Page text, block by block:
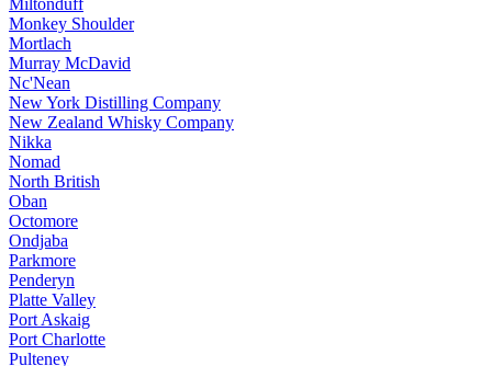
Monkey Shoulder
Mortlach
Murray McDavid
Nc'Nean
New York Distilling Company
New Zealand Whisky Company
Nikka
Nomad
North British
Oban
Octomore
Ondjaba
Parkmore
Penderyn
Platte Valley
Port Askaig
Port Charlotte
Pulteney